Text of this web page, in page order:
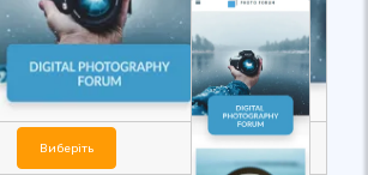
Виберіть